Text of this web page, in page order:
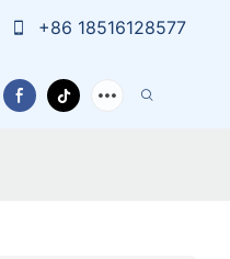
+86 18516128577
Tin Tức